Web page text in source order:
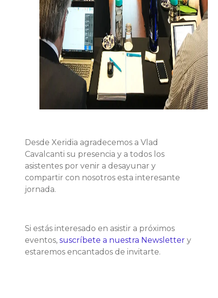
Desde Xeridia agradecemos a Vlad
Cavalcanti su presencia y a todos los
asistentes por venir a desayunar y
compartir con nosotros esta interesante
jornada.
Si estás interesado en asistir a próximos
eventos, suscríbete a nuestra Newsletter y
estaremos encantados de invitarte.